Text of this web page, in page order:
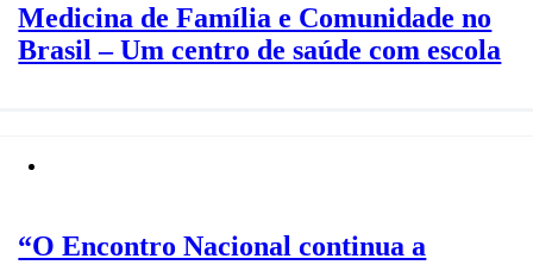
Medicina de Família e Comunidade no
Brasil – Um centro de saúde com escola
“O Encontro Nacional continua a